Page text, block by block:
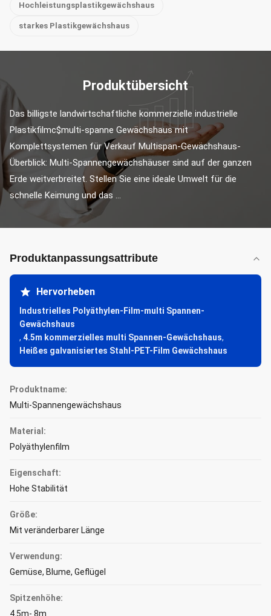
Hochleistungsplastikgewächshaus
starkes Plastikgewächshaus
Produktübersicht
Das billigste landwirtschaftliche kommerzielle industrielle
Plastikfilmc$multi-spanne Gewächshaus mit
Komplettsystemen für Verkauf Multispan-Gewächshaus-
Überblick: Multi-Spannengewächshäuser sind auf der ganzen
Erde weitverbreitet. Stellen Sie eine ideale Umwelt für die
schnelle Keimung und das ...
Produktanpassungsattribute
Hervorheben
Industrielles Polyäthylen-Film-multi Spannen-
Gewächshaus
, 4.5m kommerzielles multi Spannen-Gewächshaus,
Heißes galvanisiertes Stahl-PET-Film Gewächshaus
Produktname:
Multi-Spannengewächshaus
Material:
Polyäthylenfilm
Eigenschaft:
Hohe Stabilität
Größe:
Mit veränderbarer Länge
Verwendung:
Gemüse, Blume, Geflügel
Spitzenhöhe:
4.5m- 8m